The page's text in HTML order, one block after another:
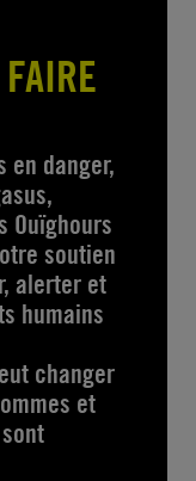
en danger,
Ouïghours
soutien
alerter et
humains
changer
et